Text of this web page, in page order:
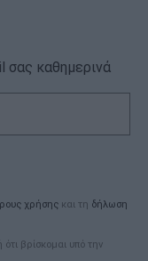
σας καθημερινά
χρήσης και τη δήλωση
βρίσκομαι υπό την